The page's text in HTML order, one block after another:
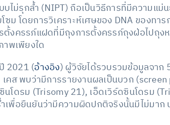
ม่รุกล้ำ (NIPT) ถือเป็นวิธีการที่มีความแม่
ม โดยการวิเคราะห์เศษของ DNA ของทา
ตั้งครรภ์แฝดที่มีถุงการตั้งครรภ์ถุงฝ่อไปถุง
พเพียงใด
2021 (อ้างอิง) ผู้วิจัยได้รวบรวมข้อมูลจาก
ส พบว่ามีการรายงานผลเป็นบวก
โดรม (Trisomy 21), เอ็ดเวิร์ดซินโดรม
เพื่อยืนยันว่ามีความผิดปกติจริงนั้นมีไม่มา